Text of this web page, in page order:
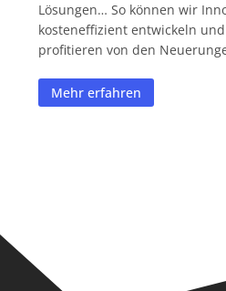
Lösungen… So können wir
kosteneffizient entwickeln
profitieren von den
Mehr erfahren